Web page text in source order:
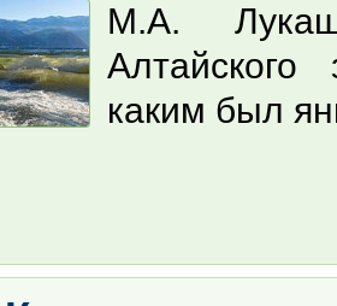
М.А.
каким был